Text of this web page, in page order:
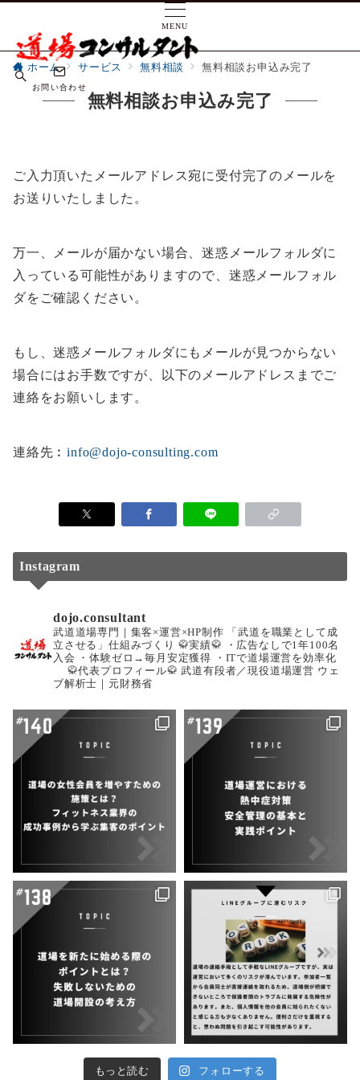
MENU
お問い合わせ
ホーム サービス 無料相談 無料相談お申込み完了
無料相談お申込み完了
ご入力頂いたメールアドレス宛に受付完了のメールを
お送りいたしました。
万一、メールが届かない場合、迷惑メールフォルダに
入っている可能性がありますので、迷惑メールフォル
ダをご確認ください。
もし、迷惑メールフォルダにもメールが見つからない
場合にはお手数ですが、以下のメールアドレスまでご
連絡をお願いします。
連絡先︰info@dojo-consulting.com
Instagram
dojo.consultant
武道道場専門｜集客×運営×HP制作 「武道を職業として成
立させる」仕組みづくり 🥋実績🥋
・広告なしで1年100名
入会
・体験ゼロ→毎月安定獲得 ・ITで道場運営を効率化
🥋代表プロフィール🥋 武道有段者／現役道場運営 ウェ
ブ解析士｜元財務省
もっと読む フォローする